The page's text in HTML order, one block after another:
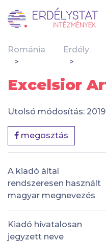
Románia Erdély
Excelsior
Utolsó módosítás:
megosztás
A kiadó által
rendszeresen használt
magyar megnevezés
Kiadó hivatalosan
jegyzett neve